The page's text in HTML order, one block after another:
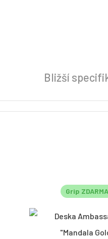
Bližší
Grip ZDARMA